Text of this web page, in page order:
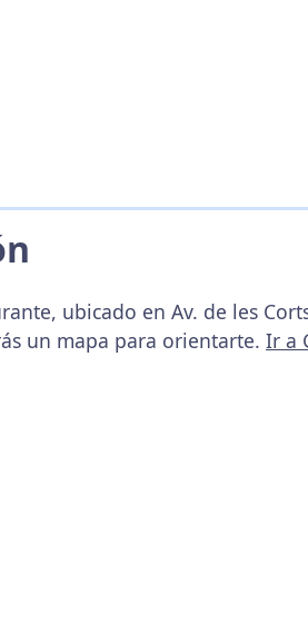
ubicado en Av. de les
un mapa para orientarte. Ir a